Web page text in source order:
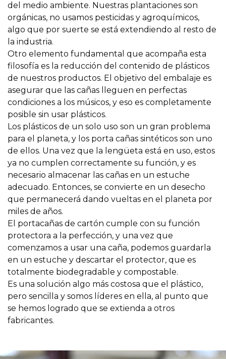
del medio ambiente. Nuestras plantaciones son
orgánicas, no usamos pesticidas y agroquímicos,
algo que por suerte se está extendiendo al resto de
la industria.
Otro elemento fundamental que acompaña esta
filosofía es la reducción del contenido de plásticos
de nuestros productos. El objetivo del embalaje es
asegurar que las cañas lleguen en perfectas
condiciones a los músicos, y eso es completamente
posible sin usar plásticos.
Los plásticos de un solo uso son un gran problema
para el planeta, y los porta cañas sintéticos son uno
de ellos. Una vez que la lengüeta está en uso, estos
ya no cumplen correctamente su función, y es
necesario almacenar las cañas en un estuche
adecuado. Entonces, se convierte en un desecho
que permanecerá dando vueltas en el planeta por
miles de años.
El portacañas de cartón cumple con su función
protectora a la perfección, y una vez que
comenzamos a usar una caña, podemos guardarla
en un estuche y descartar el protector, que es
totalmente biodegradable y compostable.
Es una solución algo más costosa que el plástico,
pero sencilla y somos líderes en ella, al punto que
se hemos logrado que se extienda a otros
fabricantes.